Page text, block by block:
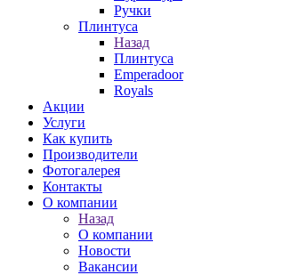
Ручки
Плинтуса
Назад
Плинтуса
Emperadoor
Royals
Акции
Услуги
Как купить
Производители
Фотогалерея
Контакты
О компании
Назад
О компании
Новости
Вакансии